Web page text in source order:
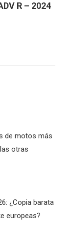
R – 2024
de motos más
otras
¿Copia barata
europeas?